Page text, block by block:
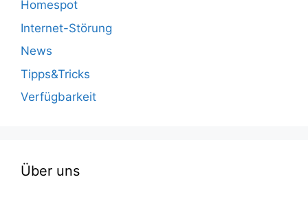
Homespot
Internet-Störung
News
Tipps&Tricks
Verfügbarkeit
Über uns